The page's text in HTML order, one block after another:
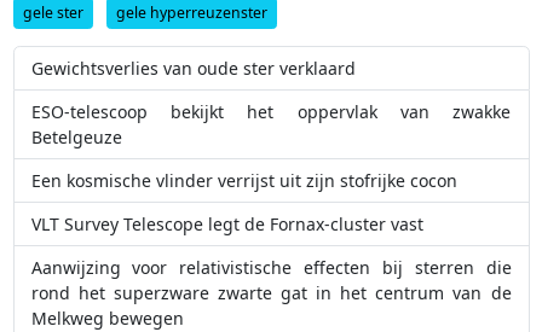
gele ster
gele hyperreuzenster
Gewichtsverlies van oude ster verklaard
ESO-telescoop bekijkt het oppervlak van zwakke
Betelgeuze
Een kosmische vlinder verrijst uit zijn stofrijke cocon
VLT Survey Telescope legt de Fornax-cluster vast
Aanwijzing voor relativistische effecten bij sterren die
rond het superzware zwarte gat in het centrum van de
Melkweg bewegen